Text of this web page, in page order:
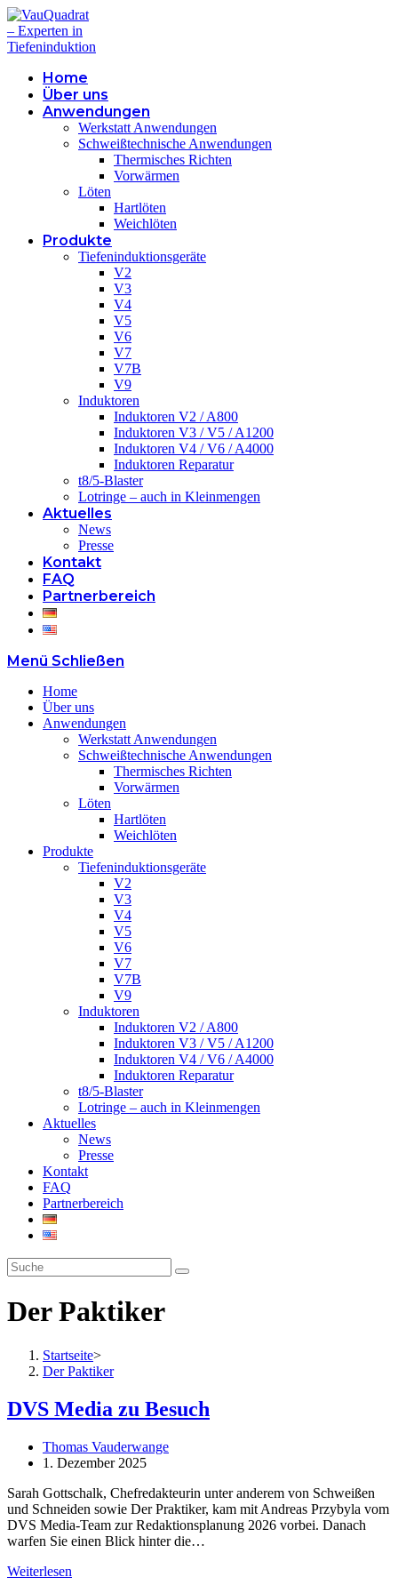
Home
Über uns
Anwendungen
Werkstatt Anwendungen
Schweißtechnische Anwendungen
Thermisches Richten
Vorwärmen
Löten
Hartlöten
Weichlöten
Produkte
Tiefeninduktionsgeräte
V2
V3
V4
V5
V6
V7
V7B
V9
Induktoren
Induktoren V2 / A800
Induktoren V3 / V5 / A1200
Induktoren V4 / V6 / A4000
Induktoren Reparatur
t8/5-Blaster
Lotringe – auch in Kleinmengen
Aktuelles
News
Presse
Kontakt
FAQ
Partnerbereich
Menü Schließen
Home
Über uns
Anwendungen
Werkstatt Anwendungen
Schweißtechnische Anwendungen
Thermisches Richten
Vorwärmen
Löten
Hartlöten
Weichlöten
Produkte
Tiefeninduktionsgeräte
V2
V3
V4
V5
V6
V7
V7B
V9
Induktoren
Induktoren V2 / A800
Induktoren V3 / V5 / A1200
Induktoren V4 / V6 / A4000
Induktoren Reparatur
t8/5-Blaster
Lotringe – auch in Kleinmengen
Aktuelles
News
Presse
Kontakt
FAQ
Partnerbereich
Der Paktiker
Startseite>
Der Paktiker
DVS Media zu Besuch
Thomas Vauderwange
1. Dezember 2025
Sarah Gottschalk, Chefredakteurin unter anderem von Schweißen
und Schneiden sowie Der Praktiker, kam mit Andreas Przybyla vom
DVS Media-Team zur Redaktionsplanung 2026 vorbei. Danach
warfen Sie einen Blick hinter die…
Weiterlesen